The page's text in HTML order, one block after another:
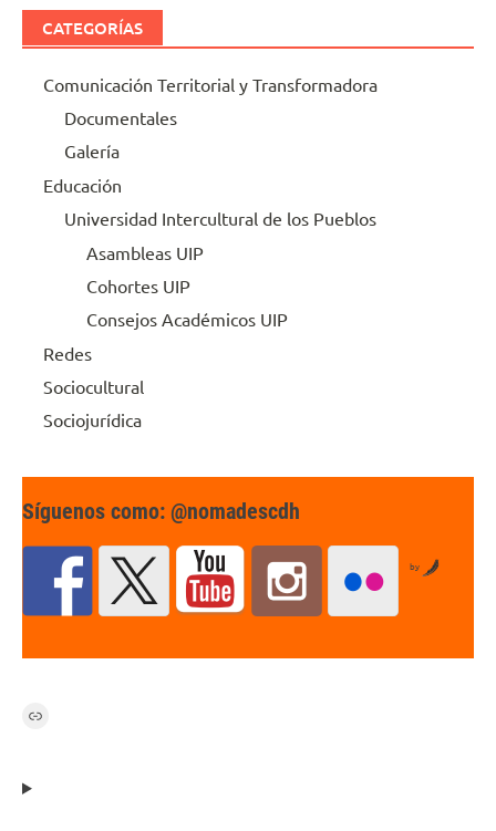
CATEGORÍAS
Comunicación Territorial y Transformadora
Documentales
Galería
Educación
Universidad Intercultural de los Pueblos
Asambleas UIP
Cohortes UIP
Consejos Académicos UIP
Redes
Sociocultural
Sociojurídica
Síguenos como: @nomadescdh
by
Link